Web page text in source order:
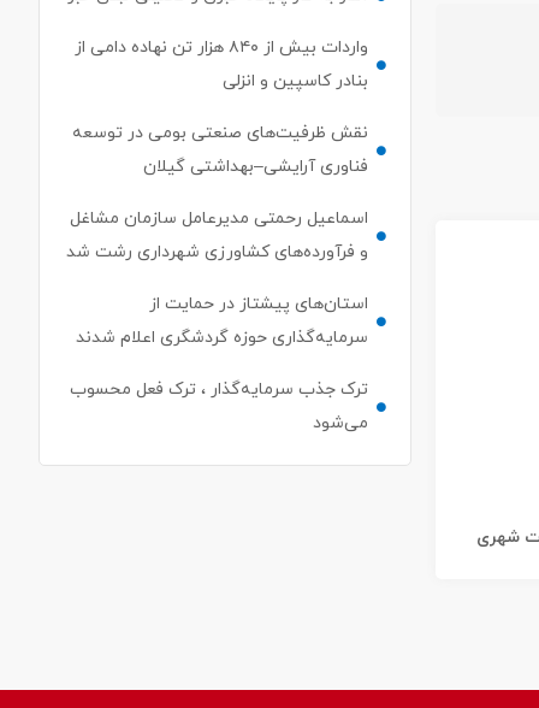
شهری
واردات بیش از ۸۴۰ هزار تن نهاده دامی از
بنادر كاسپین و انزلی
نقش ظرفیت‌های صنعتی بومی در توسعه
فناوری آرایشی–بهداشتی گیلان
اسماعیل رحمتی مدیرعامل سازمان مشاغل
و فرآورده‌های کشاورزی شهرداری رشت شد
استان‌های پیشتاز در حمایت از
سرمایه‌گذاری حوزه گردشگری اعلام شدند
ترک جذب سرمایه‌گذار ، ترک فعل محسوب
می‌شود